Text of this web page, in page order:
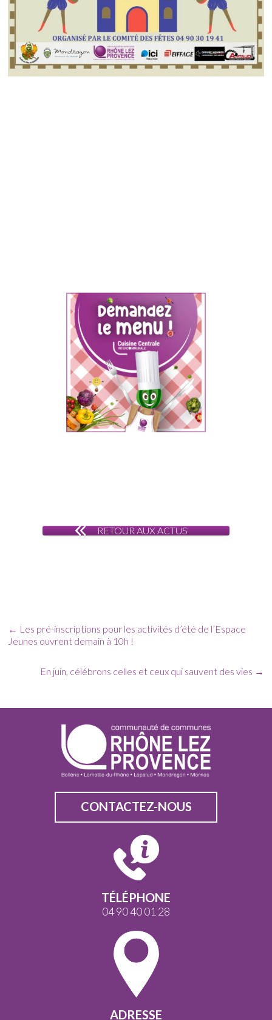
RETOUR AUX ACTUS
← Les pré-inscriptions pour les activités d’été de l’Espace
Jeunes ouvrent demain à 10h !
En juin, célébrons celles et ceux qui sauvent des vies →
CONTACTEZ-NOUS
TÉLÉPHONE
04 90 40 01 28
ADRESSE